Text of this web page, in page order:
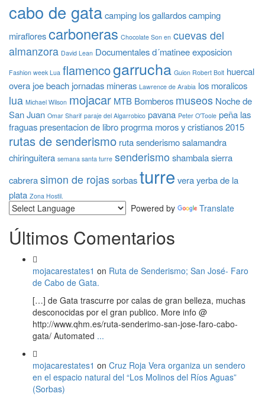
cabo de gatacamping los gallardoscamping
miraflorescarboneras Chocolate Son en cuevas del
almanzora David Lean Documentalesd´matineeexposicion
Fashion week Lua flamencogarrucha Guion Robert Bolt huercal
overa joe beach jornadas mineras Lawrence de Arabia los moralicos
lua Michael Wilson mojacar MTB Bomberos museos Noche de
San Juan Omar Sharif paraje del Algarrobico pavana Peter O'Toole peña las
fraguaspresentacion de libroprogrma moros y cristianos 2015
rutas de senderismo ruta senderismosalamandra
chiringuitera semana santa turre senderismo shambalasierra
cabrerasimon de rojas sorbasturre verayerba de la
plata Zona Hostil.
Powered by Translate
Últimos Comentarios
mojacarestates1 on Ruta de Senderismo; San José- Faro
de Cabo de Gata.
[…] de Gata trascurre por calas de gran belleza, muchas
desconocidas por el gran publico. More info @
http://www.qhm.es/ruta-senderimo-san-jose-faro-cabo-
gata/ Automated ...
mojacarestates1 on Cruz Roja Vera organiza un sendero
en el espacio natural del “Los Molinos del Ríos Aguas”
(Sorbas)